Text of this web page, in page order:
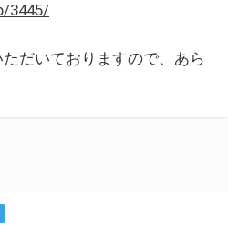
3445/
だいておりますので、あら